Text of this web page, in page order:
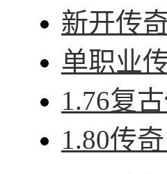
新开传
单职业
1.76复
1.80传奇